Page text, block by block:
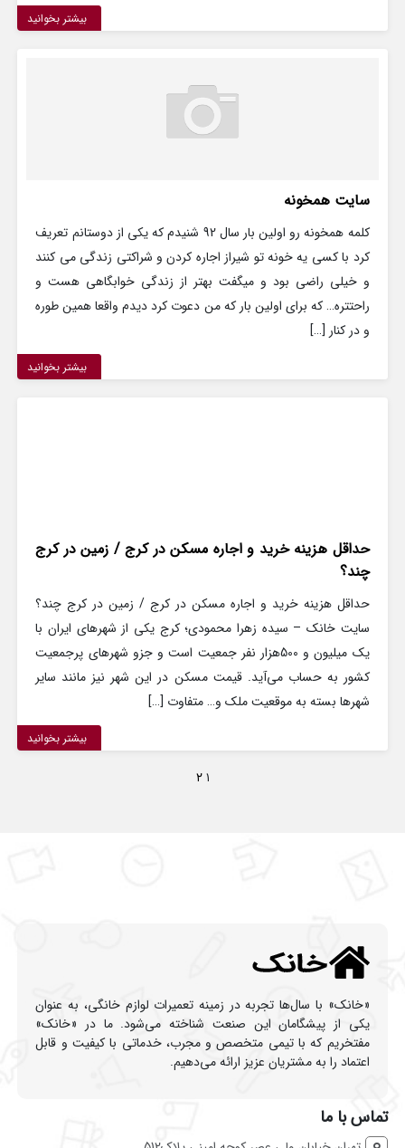
بیشتر بخوانید
سایت همخونه
کلمه همخونه رو اولین بار سال 92 شنیدم که یکی از دوستانم تعریف
کرد با کسی یه خونه تو شیراز اجاره کردن و شراکتی زندگی می کنند
و خیلی راضی بود و میگفت بهتر از زندگی خوابگاهی هست و
راحتتره… که برای اولین بار که من دعوت کرد دیدم واقعا همین طوره
و در کنار […]
بیشتر بخوانید
حداقل هزینه خرید و اجاره مسکن در کرج / زمین در کرج
چند؟
حداقل هزینه خرید و اجاره مسکن در کرج / زمین در کرج چند؟
سایت خانک – سیده زهرا محمودی؛ کرج یکی از شهرهای ایران با
یک میلیون و 500هزار نفر جمعیت است و جزو شهرهای پرجمعیت
کشور به حساب می‌آید. قیمت مسکن در این شهر نیز مانند سایر
شهرها بسته به موقعیت ملک و… متفاوت […]
بیشتر بخوانید
۱ ۲
«خانک» با سال‌ها تجربه در زمینه تعمیرات لوازم خانگی، به عنوان
یکی از پیشگامان این صنعت شناخته می‌شود. ما در «خانک»
مفتخریم که با تیمی متخصص و مجرب، خدماتی با کیفیت و قابل
اعتماد را به مشتریان عزیز ارائه می‌دهیم.
تماس با ما